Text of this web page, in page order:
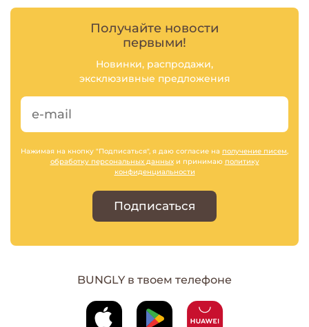
Получайте новости
первыми!
Новинки, распродажи,
эксклюзивные предложения
Нажимая на кнопку "Подписаться", я даю согласие на получение писем,
обработку персональных данныхи принимаю политику
конфиденциальности
Подписаться
BUNGLY в твоем телефоне